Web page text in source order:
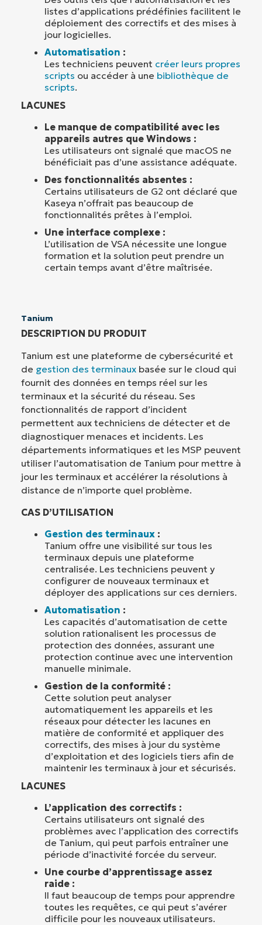
listes d’applications prédéfinies facilitent le
déploiement des correctifs et des mises à
jour logicielles.
Automatisation :
Les techniciens peuvent créer leurs propres
scripts ou accéder à une bibliothèque de
scripts.
LACUNES
Le manque de compatibilité avec les
appareils autres que Windows :
Les utilisateurs ont signalé que macOS ne
bénéficiait pas d’une assistance adéquate.
Des fonctionnalités absentes :
Certains utilisateurs de G2 ont déclaré que
Kaseya n’offrait pas beaucoup de
fonctionnalités prêtes à l’emploi.
Une interface complexe :
L’utilisation de VSA nécessite une longue
formation et la solution peut prendre un
certain temps avant d’être maîtrisée.
Tanium
DESCRIPTION DU PRODUIT
Tanium est une plateforme de cybersécurité et
de gestion des terminaux basée sur le cloud qui
fournit des données en temps réel sur les
terminaux et la sécurité du réseau. Ses
fonctionnalités de rapport d’incident
permettent aux techniciens de détecter et de
diagnostiquer menaces et incidents. Les
départements informatiques et les MSP peuvent
utiliser l’automatisation de Tanium pour mettre à
jour les terminaux et accélérer la résolutions à
distance de n’importe quel problème.
CAS D’UTILISATION
Gestion des terminaux :
Tanium offre une visibilité sur tous les
terminaux depuis une plateforme
centralisée. Les techniciens peuvent y
configurer de nouveaux terminaux et
déployer des applications sur ces derniers.
Automatisation :
Les capacités d’automatisation de cette
solution rationalisent les processus de
protection des données, assurant une
protection continue avec une intervention
manuelle minimale.
Gestion de la conformité :
Cette solution peut analyser
automatiquement les appareils et les
réseaux pour détecter les lacunes en
matière de conformité et appliquer des
correctifs, des mises à jour du système
d’exploitation et des logiciels tiers afin de
maintenir les terminaux à jour et sécurisés.
LACUNES
L’application des correctifs :
Certains utilisateurs ont signalé des
problèmes avec l’application des correctifs
de Tanium, qui peut parfois entraîner une
période d’inactivité forcée du serveur.
Une courbe d’apprentissage assez
raide :
Il faut beaucoup de temps pour apprendre
toutes les requêtes, ce qui peut s’avérer
difficile pour les nouveaux utilisateurs.